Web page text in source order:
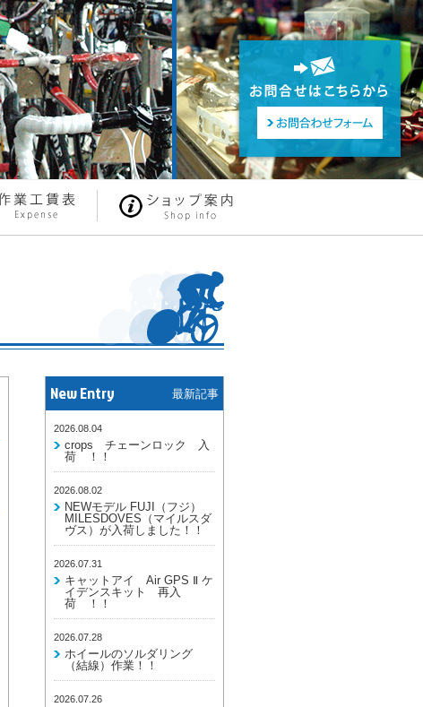
New Entry 最新記事
2026.08.04
crops チェーンロック 入
荷 ！！
2026.08.02
NEWモデル FUJI（フジ）
MILESDOVES（マイルスダ
ヴス）が入荷しました！！
2026.07.31
キャットアイ Air GPS Ⅱ ケ
イデンスキット 再入
荷 ！！
2026.07.28
ホイールのソルダリング
（結線）作業！！
2026.07.26